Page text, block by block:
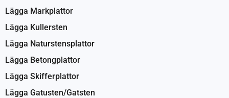
Lägga Markplattor
Lägga Kullersten
Lägga Naturstensplattor
Lägga Betongplattor
Lägga Skifferplattor
Lägga Gatusten/Gatsten